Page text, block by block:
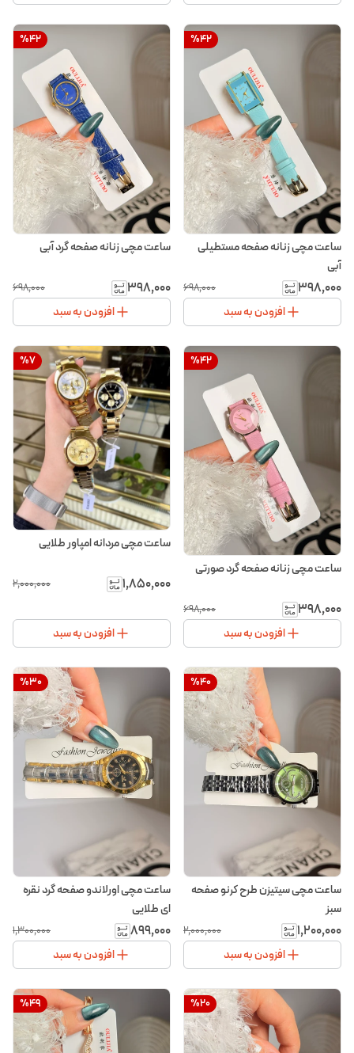
%42
ساعت مچی زنانه صفحه مستطیلی
آبی
۳۹۸٬۰۰۰ ۶۹۸٬۰۰۰
افزودن به سبد
%42
ساعت مچی زنانه صفحه گرد آبی
۳۹۸٬۰۰۰ ۶۹۸٬۰۰۰
افزودن به سبد
%42
ساعت مچی زنانه صفحه گرد صورتی
۳۹۸٬۰۰۰ ۶۹۸٬۰۰۰
افزودن به سبد
%7
ساعت مچی مردانه امپاور طلایی
۱٬۸۵۰٬۰۰۰ ۲٬۰۰۰٬۰۰۰
افزودن به سبد
%40
ساعت مچی سیتیزن طرح کرنو صفحه
سبز
۱٬۲۰۰٬۰۰۰ ۲٬۰۰۰٬۰۰۰
افزودن به سبد
%30
ساعت مچی اورلاندو صفحه گرد نقره
ای طلایی
۸۹۹٬۰۰۰ ۱٬۳۰۰٬۰۰۰
افزودن به سبد
%20
%49